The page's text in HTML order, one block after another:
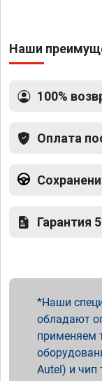
Наши
100%
Оплата
Гарантия
Наши
обладают
применяем
Autel) и чип